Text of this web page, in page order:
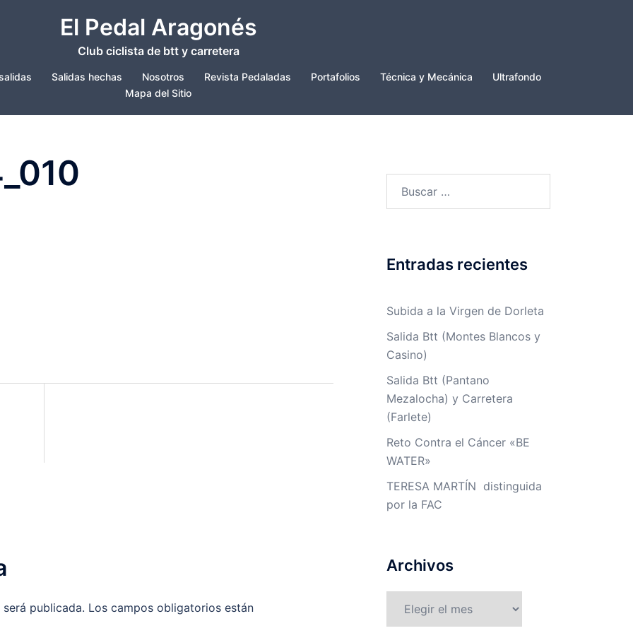
El Pedal Aragonés
Club ciclista de btt y carretera
Salidas hechas Nosotros Revista Pedaladas Portafolios Técnica y Mecánica
Ultrafondo
Mapa del Sitio
publicada. Los campos obligatorios están
Entradas recientes
Subida a la Virgen de Dorleta
Salida Btt (Montes Blancos y
Casino)
Salida Btt (Pantano
Mezalocha) y Carretera
(Farlete)
Reto Contra el Cáncer «BE
WATER»
TERESA MARTÍN distinguida
por la FAC
Archivos